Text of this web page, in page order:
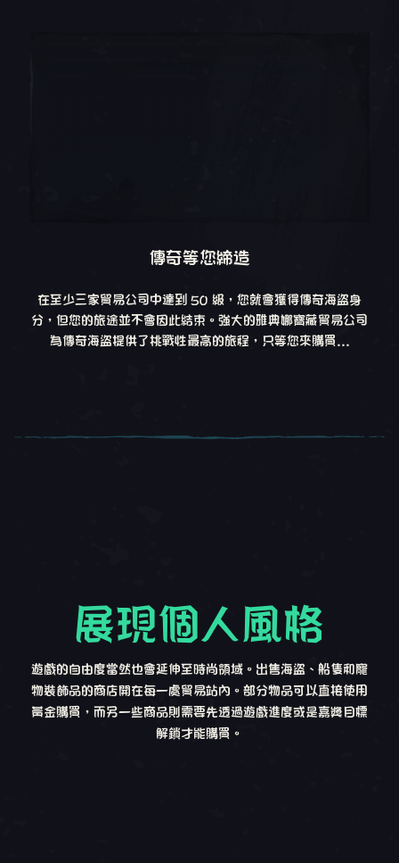
傳奇等您締造
在至少三家貿易公司中達到 50 級，您就會獲得傳奇海盜身
分，但您的旅途並不會因此結束。強大的雅典娜寶藏貿易公司
為傳奇海盜提供了挑戰性最高的旅程，只等您來購買...
展現個人風格
遊戲的自由度當然也會延伸至時尚領域。出售海盜、船隻和寵
物裝飾品的商店開在每一處貿易站內。部分物品可以直接使用
黃金購買，而另一些商品則需要先透過遊戲進度或是嘉獎目標
解鎖才能購買。